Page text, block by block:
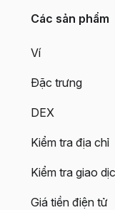
Các sản phẩm
Ví
Đặc trưng
DEX
Kiểm tra địa chỉ
Kiểm tra giao
Giá tiền điện tử